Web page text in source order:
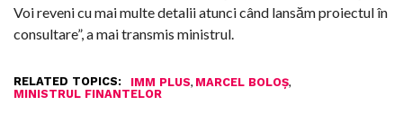
Voi reveni cu mai multe detalii atunci când lansăm proiectul în
consultare”, a mai transmis ministrul.
RELATED TOPICS: IMM PLUS, MARCEL BOLOȘ,
MINISTRUL FINANTELOR